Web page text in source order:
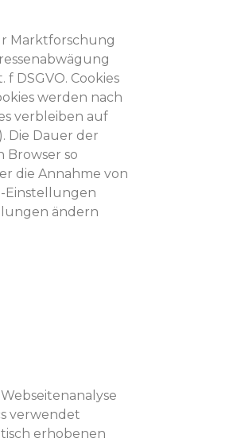
Marktforschung
DSGVO. Cookies
werden nach
verbleiben auf
Die Dauer der
Browser so
die Annahme von
Einstellungen
ändern
verwendet
erhobenen